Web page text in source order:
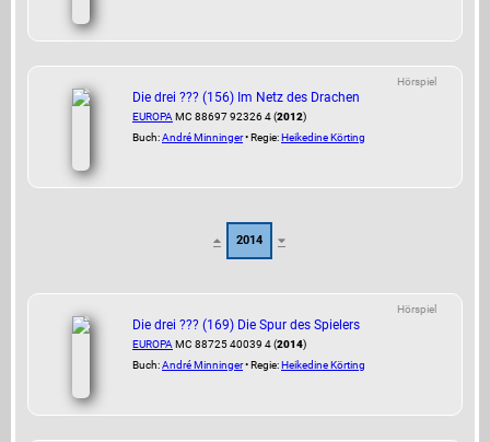
Hörspiel
Die drei ??? (156) Im Netz des Drachen
EUROPA MC 88697 92326 4 (2012)
Buch:André Minninger• Regie:Heikedine Körting
2014
Hörspiel
Die drei ??? (169) Die Spur des Spielers
EUROPA MC 88725 40039 4 (2014)
Buch:André Minninger• Regie:Heikedine Körting